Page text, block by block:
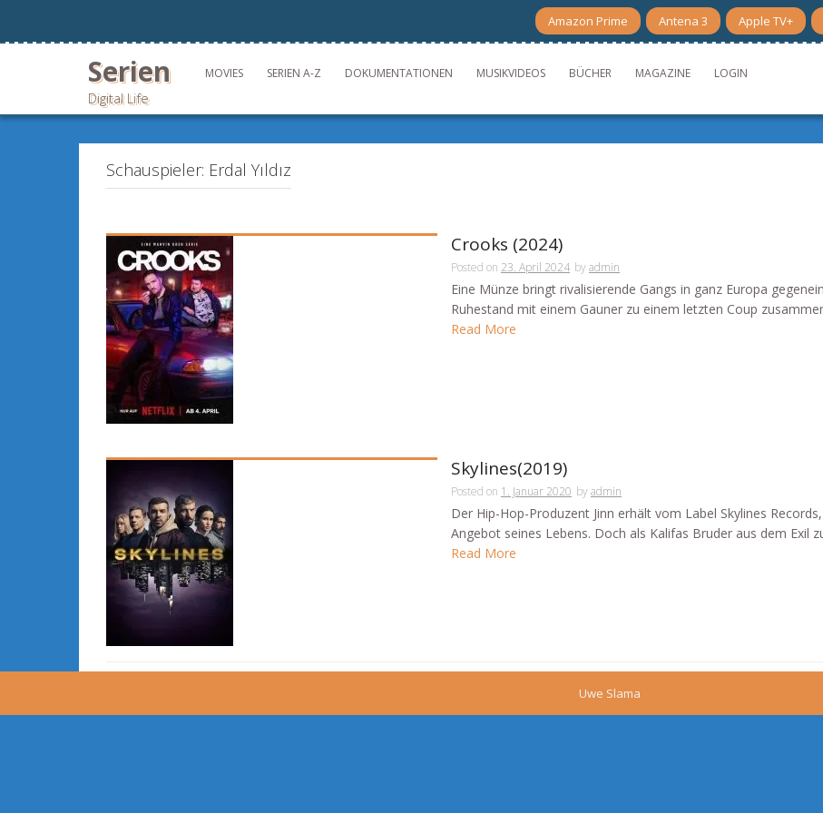
content
Amazon Prime Antena 3 Apple TV+
Serien
Digital Life
MOVIES SERIEN A-Z DOKUMENTATIONEN MUSIKVIDEOS BÜCHER MAGAZINE LOGIN
Schauspieler: Erdal Yıldız
Crooks (2024)
Posted on 23. April 2024 byadmin
Eine Münze bringt rivalisierende Gangs in ganz Europa
Ruhestand mit einem Gauner zu einem letzten Coup
Read More
Skylines(2019)
Posted on 1. Januar 2020 byadmin
Der Hip-Hop-Produzent Jinn erhält vom Label Skylines
Angebot seines Lebens. Doch als Kalifas Bruder aus dem Exil
Read More
Uwe Slama